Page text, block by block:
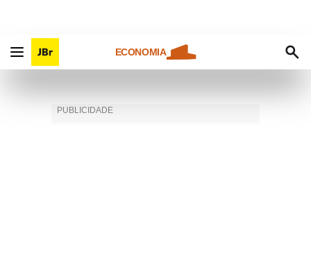
ECONOMIA